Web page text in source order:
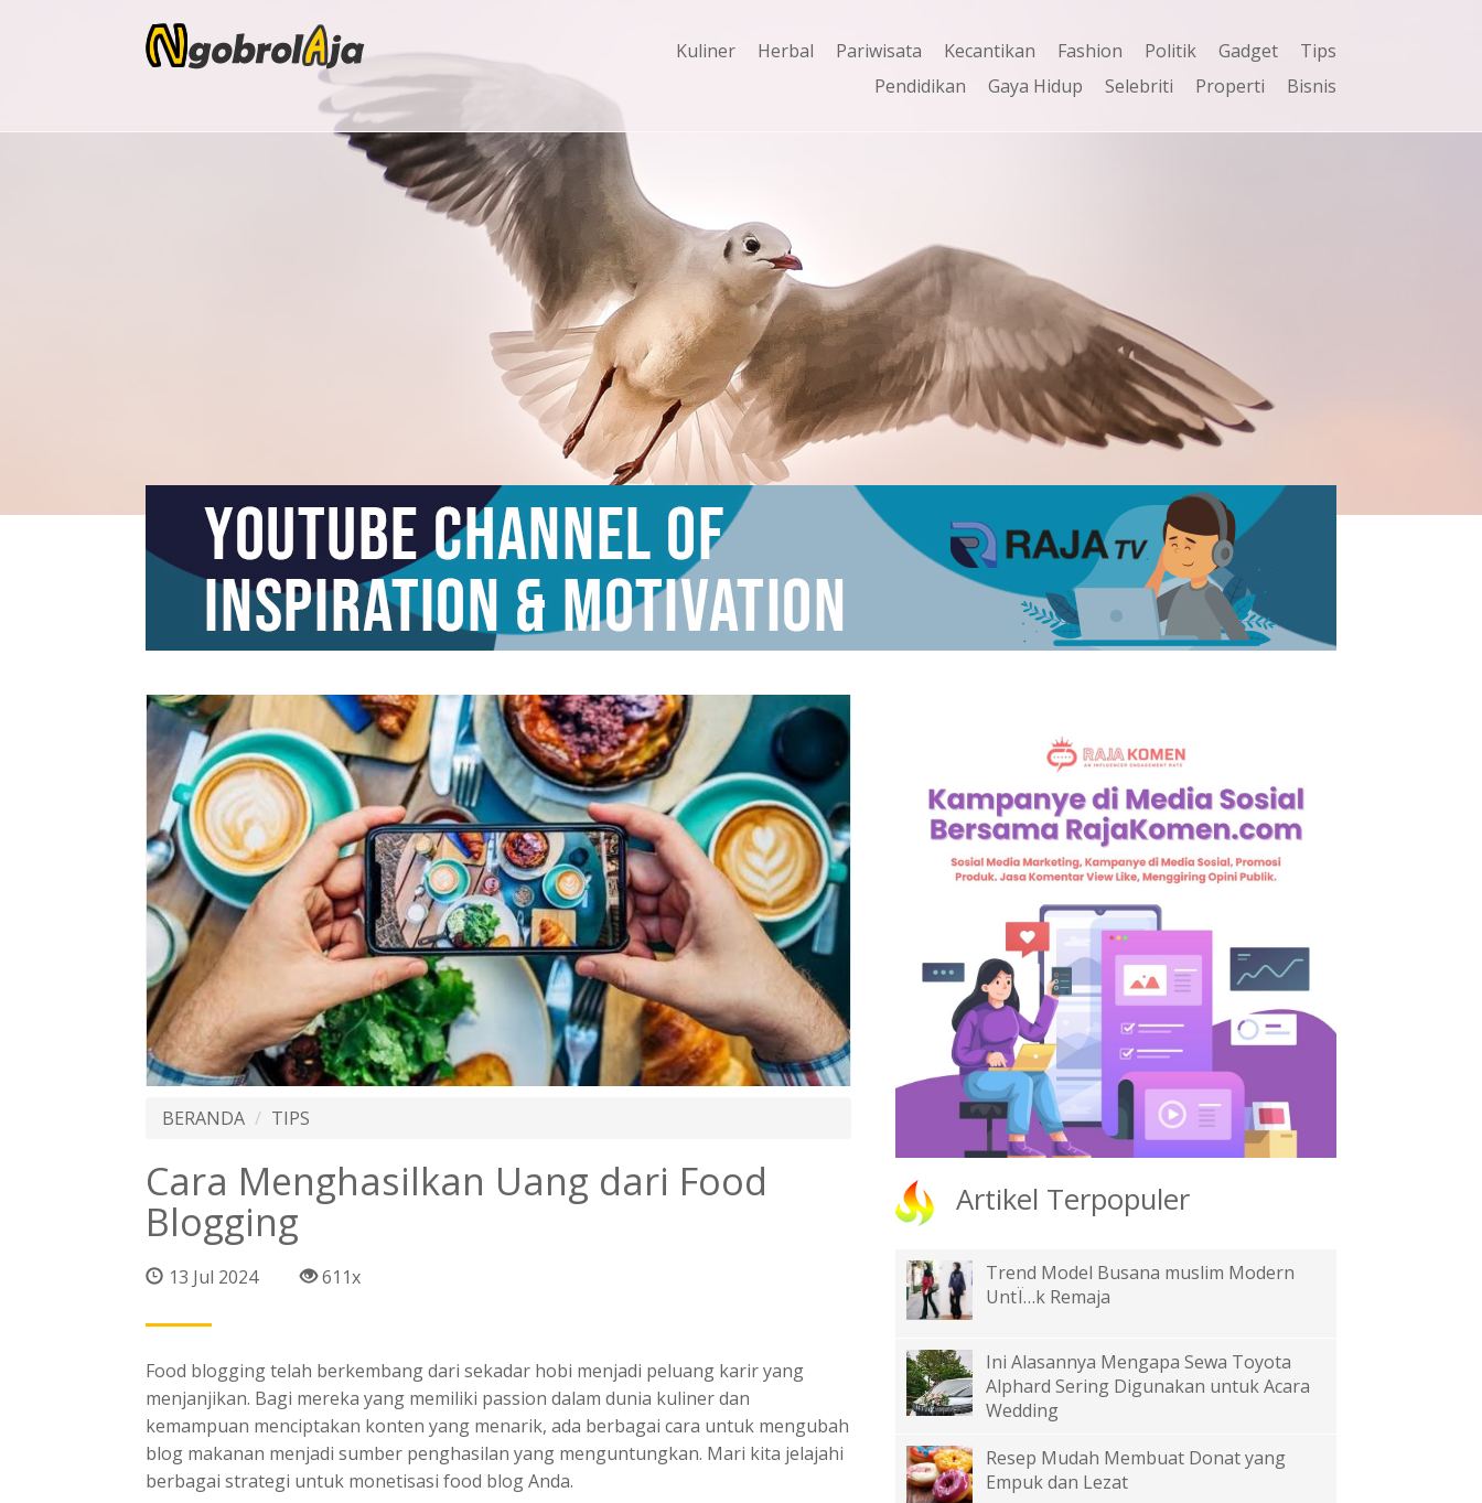
Kuliner Herbal Pariwisata Kecantikan Fashion Politik Gadget
Tips
Pendidikan
Gaya Hidup Selebriti Properti Bisnis
BERANDA TIPS
Cara Menghasilkan Uang dari Food
Blogging
13 Jul 2024 611x
Food bloggingtelah berkembang dari sekadar hobi menjadi peluang karir yang
menjanjikan. Bagi mereka yang memiliki passion dalam dunia kuliner dan
kemampuan menciptakan konten yang menarik, ada berbagai cara untuk mengubah
blog makanan menjadi sumber penghasilan yang menguntungkan. Mari kita jelajahi
berbagai strategi untuk monetisasi food blogAnda.
Artikel Terpopuler
Trend Model Busana muslim Modern
UntÏ…k Remaja
Ini Alasannya Mengapa Sewa Toyota
Alphard Sering Digunakan untuk Acara
Wedding
Resep Mudah Membuat Donat yang
Empuk dan Lezat